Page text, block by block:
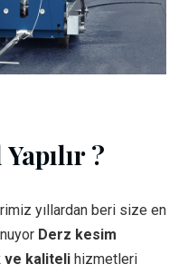
?
yıllardan beri size en
Derz kesim
ve kaliteli hizmetleri